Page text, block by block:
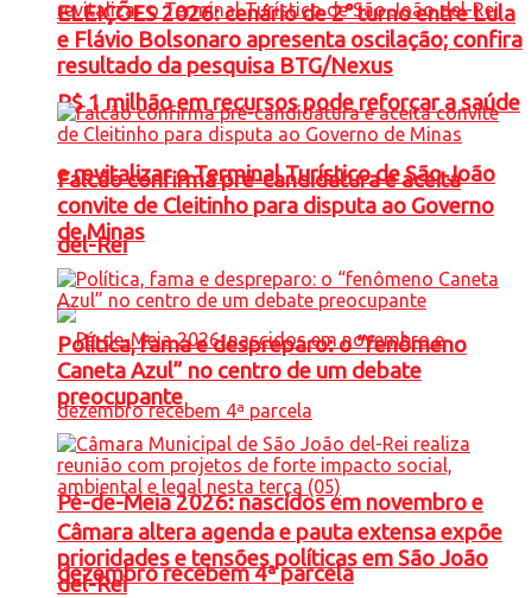
R$ 1 milhão em recursos pode reforçar a saúde
e revitalizar o Terminal Turístico de São João
del-Rei
Pé-de-Meia 2026: nascidos em novembro e
dezembro recebem 4ª parcela
ELEIÇÕES 2026: cenário de 2° turno entre Lula
e Flávio Bolsonaro apresenta oscilação; confira
resultado da pesquisa BTG/Nexus
Falcão confirma pré-candidatura e aceita
convite de Cleitinho para disputa ao Governo
de Minas
Política, fama e despreparo: o “fenômeno
Caneta Azul” no centro de um debate
preocupante
Câmara altera agenda e pauta extensa expõe
prioridades e tensões políticas em São João
del-Rei